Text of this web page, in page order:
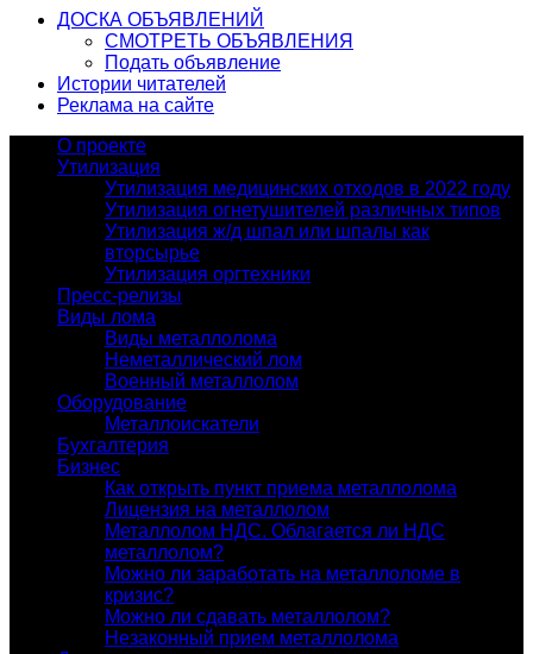
ДОСКА ОБЪЯВЛЕНИЙ
СМОТРЕТЬ ОБЪЯВЛЕНИЯ
Подать объявление
Истории читателей
Реклама на сайте
О проекте
Утилизация
Утилизация медицинских отходов в 2022 году
Утилизация огнетушителей различных типов
Утилизация ж/д шпал или шпалы как
вторсырье
Утилизация оргтехники
Пресс-релизы
Виды лома
Виды металлолома
Неметаллический лом
Военный металлолом
Оборудование
Металлоискатели
Бухгалтерия
Бизнес
Как открыть пункт приема металлолома
Лицензия на металлолом
Металлолом НДС. Облагается ли НДС
металлолом?
Можно ли заработать на металлоломе в
кризис?
Можно ли сдавать металлолом?
Незаконный прием металлолома